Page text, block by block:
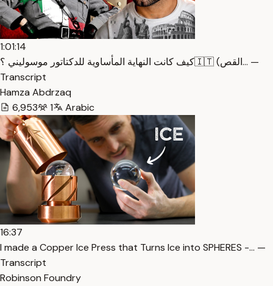
1:01:14
كيف كانت النهاية المأساوية للدكتاتور موسوليني ؟🇮🇹 (القص… —
Transcript
Hamza Abdrzaq
6,953
1 Arabic
16:37
I made a Copper Ice Press that Turns Ice into SPHERES -… —
Transcript
Robinson Foundry